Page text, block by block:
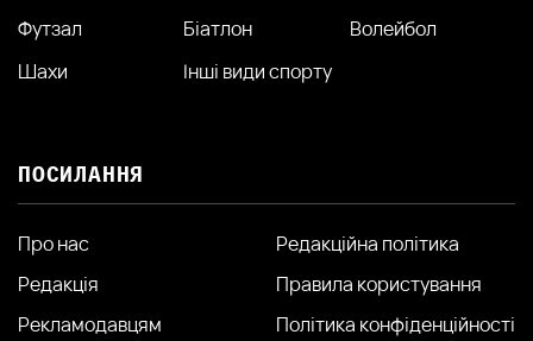
Футзал
Біатлон
Волейбол
Шахи
Інші види спорту
ПОСИЛАННЯ
Про нас
Редакція
Рекламодавцям
Редакційна політика
Правила користування
Політика конфіденційності